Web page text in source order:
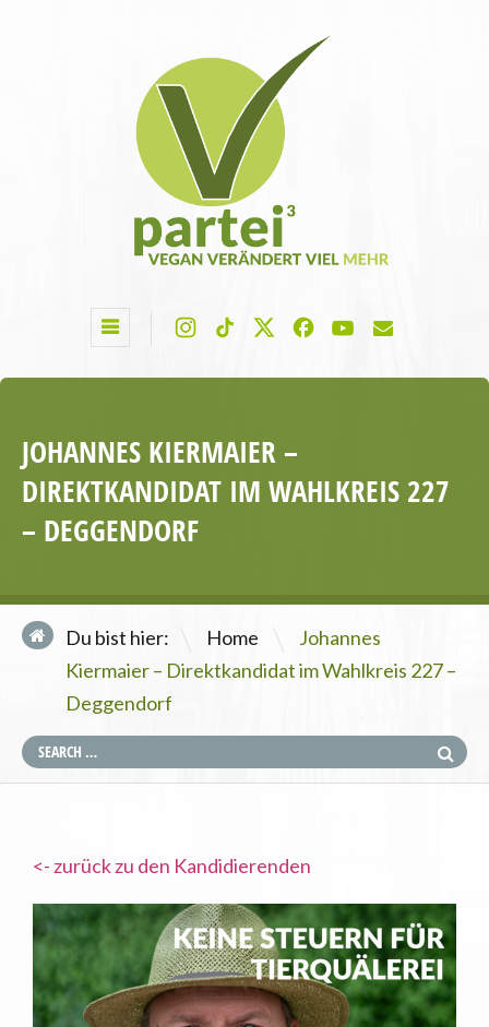
JOHANNES KIERMAIER –
DIREKTKANDIDAT IM WAHLKREIS 227
– DEGGENDORF
Du bist hier: Home \
Johannes
Kiermaier – Direktkandidat im Wahlkreis 227 –
Deggendorf
<- zurück zu den Kandidierenden